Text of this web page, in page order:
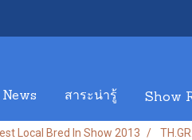
News สาระน่ารู้ Show
Local Bred In Show 2013